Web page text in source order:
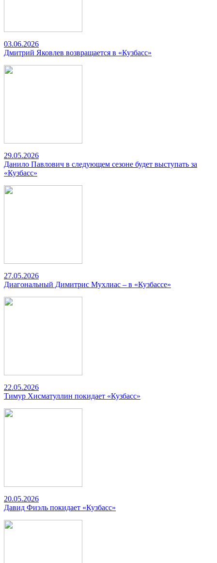
03.06.2026
Дмитрий Яковлев возвращается в «Кузбасс»
29.05.2026
Данило Павлович в следующем сезоне будет выступать за
«Кузбасс»
27.05.2026
Диагональный Димитрис Мухлиас – в «Кузбассе»
22.05.2026
Тимур Хисматуллин покидает «Кузбасс»
20.05.2026
Давид Фиэль покидает «Кузбасс»